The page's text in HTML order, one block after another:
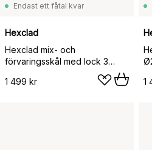
Endast ett fåtal kvar
Hexclad
Hexclad mix- och
förvaringsskål med lock 3
1 499 kr
1